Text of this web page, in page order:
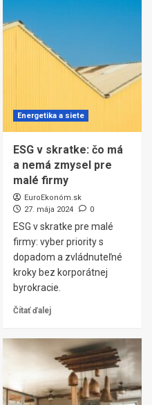
Energetika a siete
ESG v skratke: čo má
a nemá zmysel pre
malé firmy
EuroEkonóm.sk
27. mája 2024
0
ESG v skratke pre malé
firmy: vyber priority s
dopadom a zvládnuteľné
kroky bez korporátnej
byrokracie.
Čítať ďalej